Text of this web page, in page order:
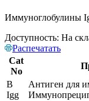
Иммуноглобулины
Доступность: На
Распечатать
Cat
No
B
Igg
Антиген для